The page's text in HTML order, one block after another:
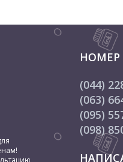
НОМЕР
(044)
(063)
(095)
(098)